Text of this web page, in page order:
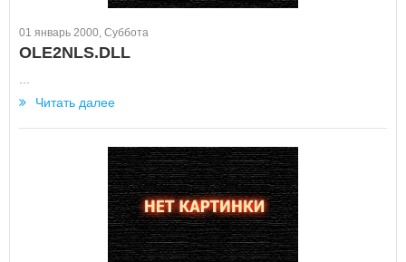
01 январь 2000, Суббота
OLE2NLS.DLL
Читать далее